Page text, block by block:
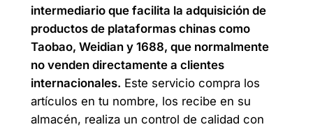
intermediario que facilita la adquisición de
productos de plataformas chinas como
Taobao, Weidian y 1688, que normalmente
no venden directamente a clientes
internacionales. Este servicio compra los
artículos en tu nombre, los recibe en su
almacén, realiza un control de calidad con